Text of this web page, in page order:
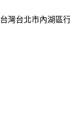
台灣台北市內湖區